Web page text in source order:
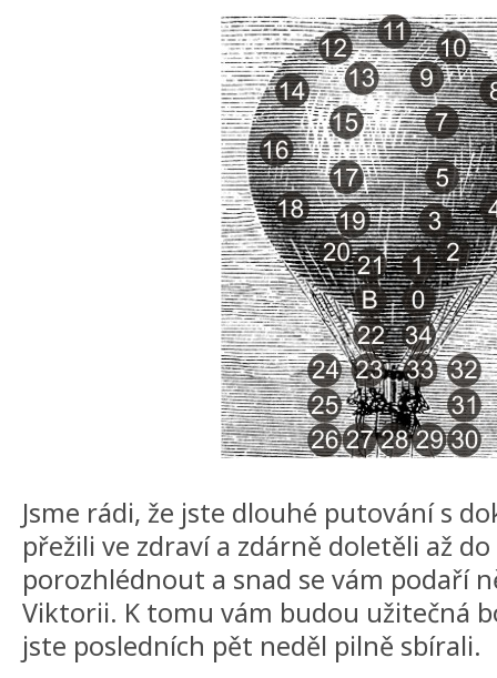
Jsme rádi, že jste dlouhé putování s
přežili ve zdraví a zdárně doletěli až
porozhlédnout a snad se vám podaří
Viktorii. K tomu vám budou užitečná
jste posledních pět neděl pilně sbírali.